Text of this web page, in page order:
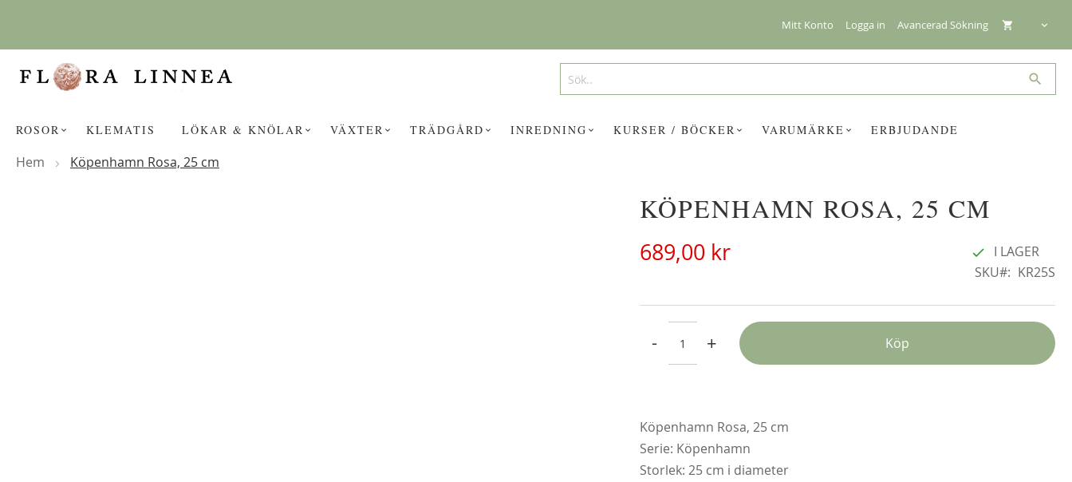
Mitt Konto Logga in Avancerad Sökning
innehållet
Search
Search
ROSOR
KLEMATIS LÖKAR & KNÖLAR VÄXTER TRÄDGÅRD INREDNING KURSER / BÖCKER VARUMÄRKE ERBJUDANDE
Hem Köpenhamn Rosa, 25 cm
KANSKE NÅGON AV DESSA PRODUKTER KAN INTRESSERA DIG?KÖPENHAMN ROSA, 25 CM
689,00 kr
I LAGER
SKU
KR25S
- + Köp
Köpenhamn Rosa, 25 cm
Serie: Köpenhamn
Storlek: 25 cm i diameter